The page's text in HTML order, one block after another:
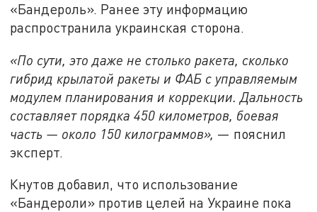
«Бандероль». Ранее эту информацию
распространила украинская сторона.
«По сути, это даже не столько ракета, сколько
гибрид крылатой ракеты и ФАБ с управляемым
модулем планирования и коррекции. Дальность
составляет порядка 450 километров, боевая
часть — около 150 килограммов», — пояснил
эксперт.
Кнутов добавил, что использование
«Бандероли» против целей на Украине пока